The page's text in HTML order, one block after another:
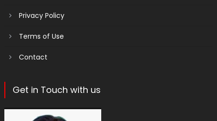
Privacy Policy
Terms of Use
Contact
Get in Touch with us